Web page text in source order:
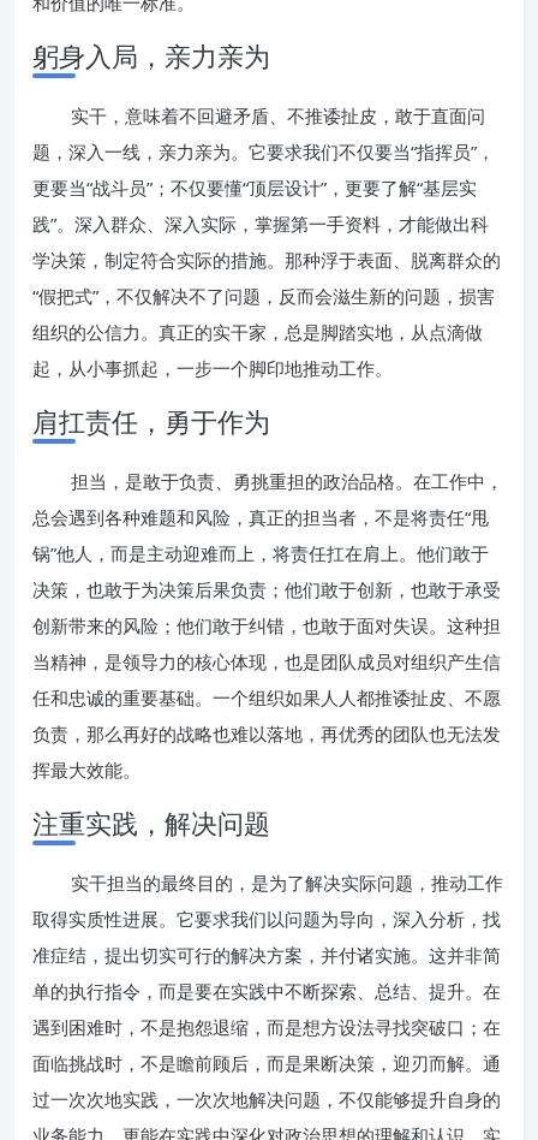
躬身入局，亲力亲为
实干，意味着不回避矛盾、不推诿扯皮，敢于直面问
题，深入一线，亲力亲为。它要求我们不仅要当“指挥员”，
更要当“战斗员”；不仅要懂“顶层设计”，更要了解“基层实
践”。深入群众、深入实际，掌握第一手资料，才能做出科
学决策，制定符合实际的措施。那种浮于表面、脱离群众的
“假把式”，不仅解决不了问题，反而会滋生新的问题，损害
组织的公信力。真正的实干家，总是脚踏实地，从点滴做
起，从小事抓起，一步一个脚印地推动工作。
肩扛责任，勇于作为
担当，是敢于负责、勇挑重担的政治品格。在工作中，
总会遇到各种难题和风险，真正的担当者，不是将责任“甩
锅”他人，而是主动迎难而上，将责任扛在肩上。他们敢于
决策，也敢于为决策后果负责；他们敢于创新，也敢于承受
创新带来的风险；他们敢于纠错，也敢于面对失误。这种担
当精神，是领导力的核心体现，也是团队成员对组织产生信
任和忠诚的重要基础。一个组织如果人人都推诿扯皮、不愿
负责，那么再好的战略也难以落地，再优秀的团队也无法发
挥最大效能。
注重实践，解决问题
实干担当的最终目的，是为了解决实际问题，推动工作
取得实质性进展。它要求我们以问题为导向，深入分析，找
准症结，提出切实可行的解决方案，并付诸实施。这并非简
单的执行指令，而是要在实践中不断探索、总结、提升。在
遇到困难时，不是抱怨退缩，而是想方设法寻找突破口；在
面临挑战时，不是瞻前顾后，而是果断决策，迎刃而解。通
过一次次地实践，一次次地解决问题，不仅能够提升自身的
业务能力，更能在实践中深化对政治思想的理解和认识，实